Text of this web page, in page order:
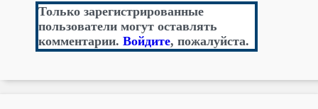
Только зарегистрированные
пользователи могут оставлять
комментарии. Войдите, пожалуйста.